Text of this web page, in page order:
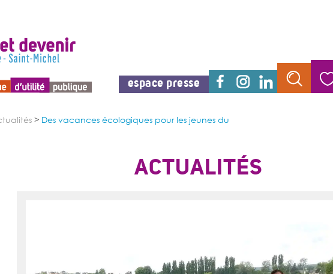
espace presse
> Des vacances écologiques pour les jeunes du
ACTUALITÉS